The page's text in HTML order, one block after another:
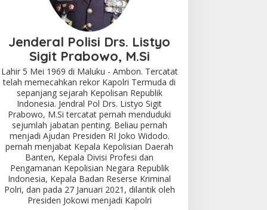
Jenderal Polisi Drs. Listyo
Sigit Prabowo, M.Si
Lahir 5 Mei 1969 di Maluku - Ambon. Tercatat
telah memecahkan rekor Kapolri Termuda di
sepanjang sejarah Kepolisan Republik
Indonesia. Jendral Pol Drs. Listyo Sigit
Prabowo, M.Si tercatat pernah menduduki
sejumlah jabatan penting. Beliau pernah
menjadi Ajudan Presiden RI Joko Widodo.
pernah menjabat Kepala Kepolisian Daerah
Banten, Kepala Divisi Profesi dan
Pengamanan Kepolisian Negara Republik
Indonesia, Kepala Badan Reserse Kriminal
Polri, dan pada 27 Januari 2021, dilantik oleh
Presiden Jokowi menjadi Kapolri